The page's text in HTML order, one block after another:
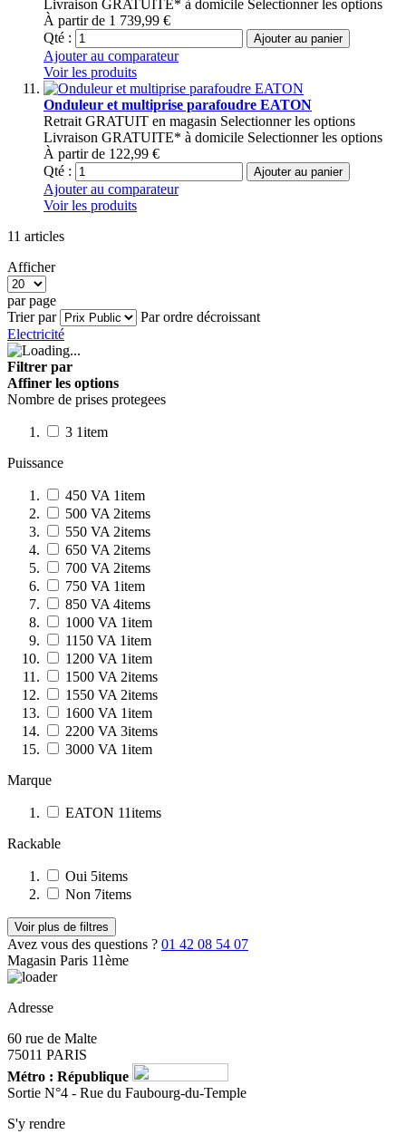
Livraison GRATUITE* à domicile Selectionner les options
À partir de 1 739,99 €
Qté :
Ajouter au panier
Ajouter au comparateur
Voir les produits
Onduleur et multiprise parafoudre EATON
Retrait GRATUIT en magasin Selectionner les options
Livraison GRATUITE* à domicile Selectionner les options
À partir de 122,99 €
Qté :
Ajouter au panier
Ajouter au comparateur
Voir les produits
11 articles
Afficher
par page
Trier par
Par ordre décroissant
Electricité
Filtrer par
Affiner les options
Nombre de prises protegees
3 1item
Puissance
450 VA 1item
500 VA 2items
550 VA 2items
650 VA 2items
700 VA 2items
750 VA 1item
850 VA 4items
1000 VA 1item
1150 VA 1item
1200 VA 1item
1500 VA 2items
1550 VA 2items
1600 VA 1item
2200 VA 3items
3000 VA 1item
Marque
EATON 11items
Rackable
Oui 5items
Non 7items
Voir plus de filtres
Avez vous des questions ? 01 42 08 54 07
Magasin Paris 11ème
Adresse
60 rue de Malte
75011 PARIS
Métro : République
Sortie N°4 - Rue du Faubourg-du-Temple
S'y rendre